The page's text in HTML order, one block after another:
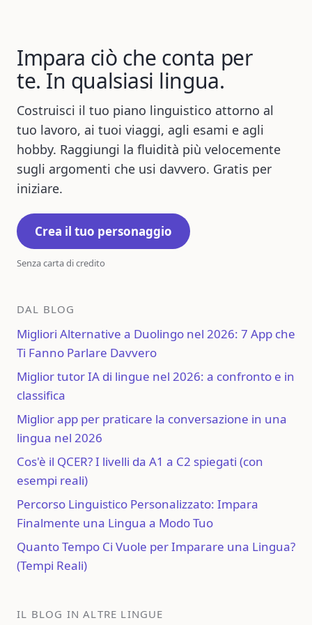
Impara ciò che conta per
te. In qualsiasi lingua.
Costruisci il tuo piano linguistico attorno al
tuo lavoro, ai tuoi viaggi, agli esami e agli
hobby. Raggiungi la fluidità più velocemente
sugli argomenti che usi davvero. Gratis per
iniziare.
Crea il tuo personaggio
Senza carta di credito
DAL BLOG
Migliori Alternative a Duolingo nel 2026: 7 App che
Ti Fanno Parlare Davvero
Miglior tutor IA di lingue nel 2026: a confronto e in
classifica
Miglior app per praticare la conversazione in una
lingua nel 2026
Cos'è il QCER? I livelli da A1 a C2 spiegati (con
esempi reali)
Percorso Linguistico Personalizzato: Impara
Finalmente una Lingua a Modo Tuo
Quanto Tempo Ci Vuole per Imparare una Lingua?
(Tempi Reali)
IL BLOG IN ALTRE LINGUE